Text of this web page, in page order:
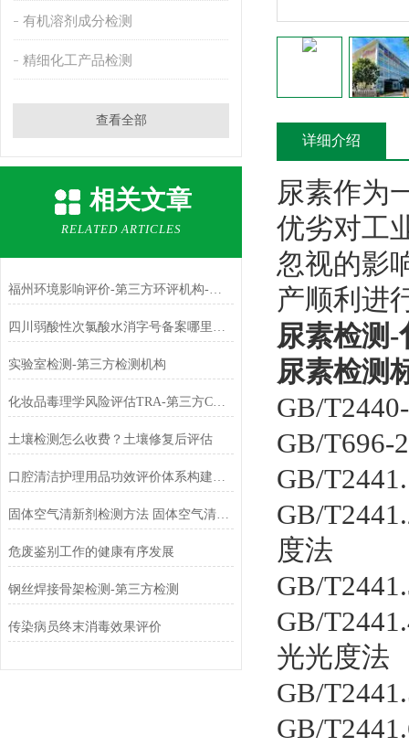
有机溶剂成分检测
精细化工产品检测
查看全部
相关文章
RELATED ARTICLES
福州环境影响评价-第三方环评机构-中科检测
四川弱酸性次氯酸水消字号备案哪里可以做
实验室检测-第三方检测机构
化妆品毒理学风险评估TRA-第三方CMA检测中心
土壤检测怎么收费？土壤修复后评估
口腔清洁护理用品功效评价体系构建指南
固体空气清新剂检测方法 固体空气清新剂检测标准规范依据
危废鉴别工作的健康有序发展
钢丝焊接骨架检测-第三方检测
传染病员终末消毒效果评价
详细介绍
尿素作为
优劣对工
忽视的影
产顺利进
尿素检测-
尿素检测
GB/
GB/T696-
GB/
GB/
度法
GB/
GB/
光光度法
GB/
GB/